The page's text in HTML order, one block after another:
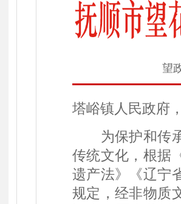
望
塔峪镇人民政府
为保护和传承
传统文化，根据
遗产法》《辽宁
规定，经非物质